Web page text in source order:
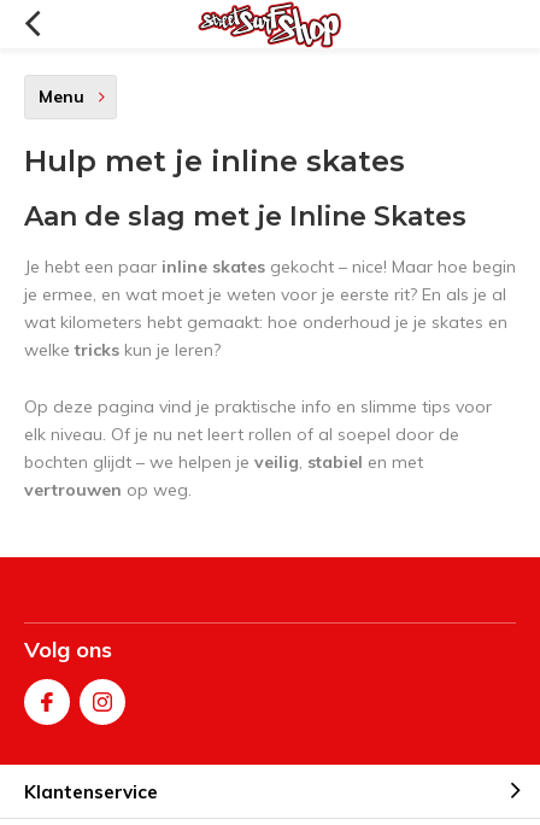
Menu
Hulp met je inline skates
Aan de slag met je Inline Skates
Je hebt een paar inline skates gekocht – nice! Maar hoe begin
je ermee, en wat moet je weten voor je eerste rit? En als je al
wat kilometers hebt gemaakt: hoe onderhoud je je skates en
welketricks kun je leren?
Op deze pagina vind je praktische info en slimme tips voor
elk niveau. Of je nu net leert rollen of al soepel door de
bochten glijdt – we helpen je veilig, stabiel en met
vertrouwen op weg.
Volg ons
Klantenservice